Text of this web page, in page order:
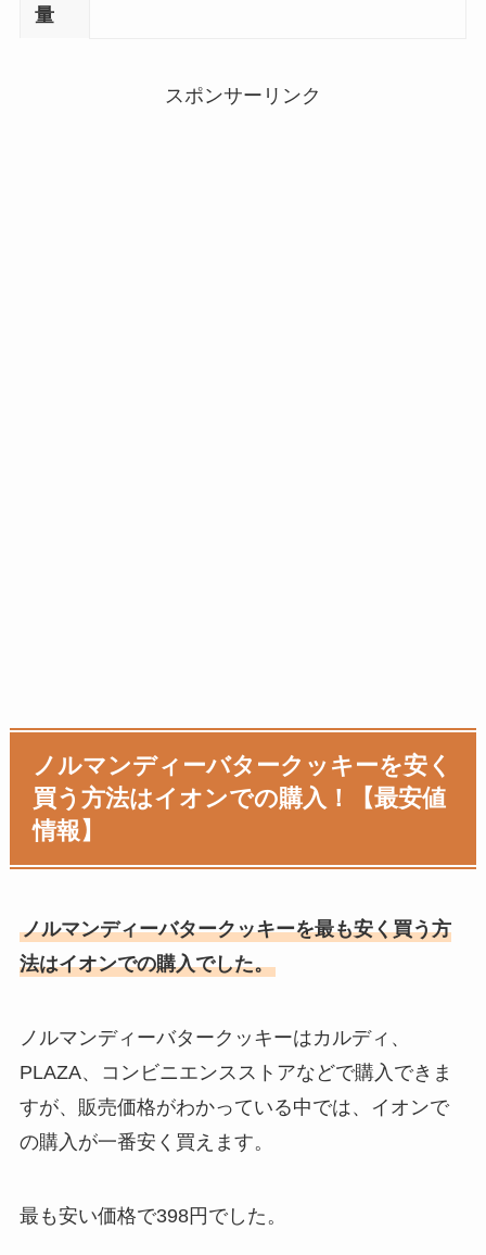
量
スポンサーリンク
ノルマンディーバタークッキーを安く
買う方法はイオンでの購入！【最安値
情報】
ノルマンディーバタークッキーを最も安く買う方
法はイオンでの購入でした。
ノルマンディーバタークッキーはカルディ、
PLAZA、コンビニエンスストアなどで購入できま
すが、販売価格がわかっている中では、イオンで
の購入が一番安く買えます。
最も安い価格で398円でした。